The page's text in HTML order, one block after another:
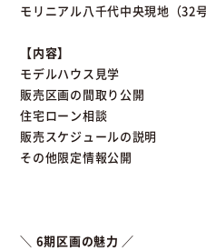
モリニアル八千代中央現地（32
【内容】
モデルハウス見学
販売区画の間取り公開
住宅ローン相談
販売スケジュールの説明
その他限定情報公開
＼ 6期区画の魅力 ／